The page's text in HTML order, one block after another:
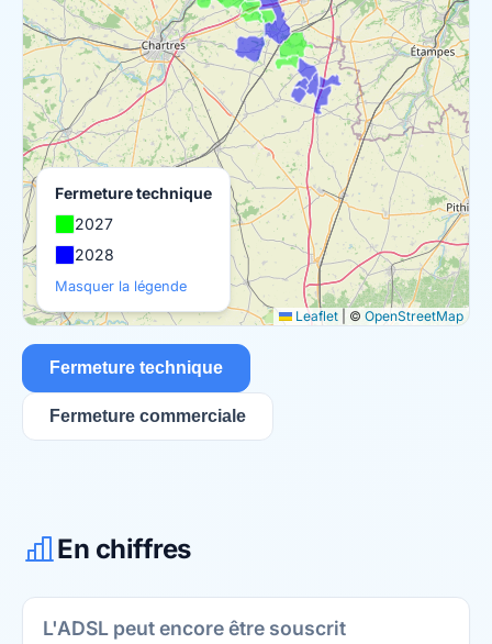
Leaflet © OpenStreetMap
Fermeture technique
2027
2028
Masquer la légende
Fermeture technique
Fermeture commerciale
En chiffres
L'ADSL peut encore être souscrit